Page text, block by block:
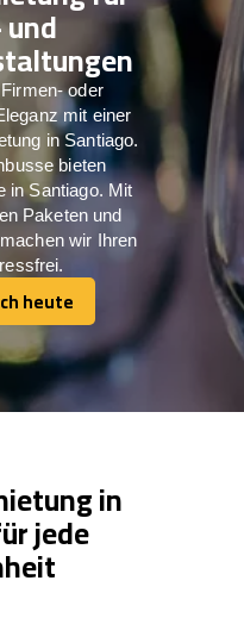
oder
mit einer
in Santiago.
bieten
in Santiago. Mit
Paketen und
wir Ihren
heute
heute
in
jede